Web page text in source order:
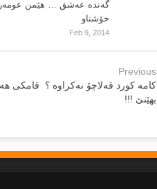
گه‌نده‌ عه‌شق … هێمن عومه‌ر
خۆشناو
Feb 9, 2014
Previous
کامه‌ کورد قه‌لاچۆ نه‌کراوه ؟ ‌ قامکی
بهێنێ !!!